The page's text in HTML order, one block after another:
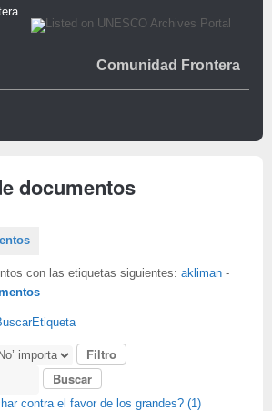
Comunidad Frontera
documentos
con las etiquetas siguientes: akliman -
Etiqueta
contra el favor de los grandes? (1)